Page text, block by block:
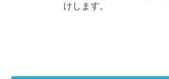
けします。